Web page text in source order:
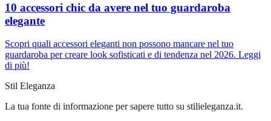
10 accessori chic da avere nel tuo guardaroba
elegante
Scopri quali accessori eleganti non possono mancare nel tuo
guardaroba per creare look sofisticati e di tendenza nel 2026. Leggi
di più!
Stil Eleganza
La tua fonte di informazione per sapere tutto su stilieleganza.it.